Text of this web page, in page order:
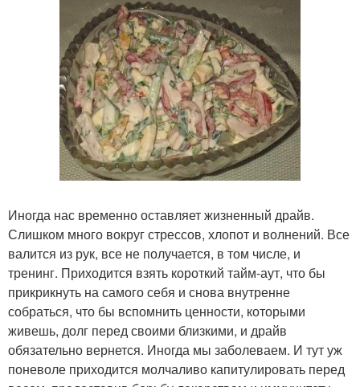
Иногда нас временно оставляет жизненный драйв.
Слишком много вокруг стрессов, хлопот и волнений. Все
валится из рук, все не получается, в том числе, и
тренинг. Приходится взять короткий тайм-аут, что бы
прикрикнуть на самого себя и снова внутренне
собраться, что бы вспомнить ценности, которыми
живешь, долг перед своими близкими, и драйв
обязательно вернется. Иногда мы заболеваем. И тут уж
поневоле приходится молчаливо капитулировать перед